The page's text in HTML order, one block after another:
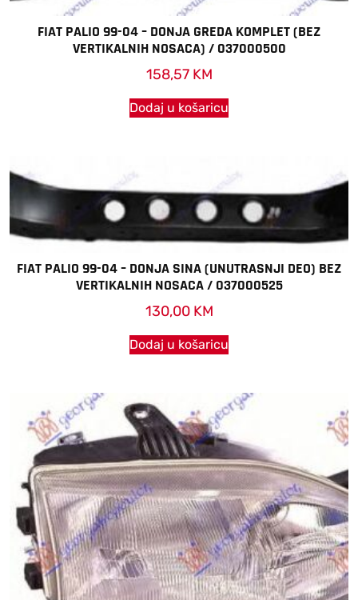
FIAT PALIO 99-04 – DONJA GREDA KOMPLET (BEZ
VERTIKALNIH NOSACA) / 037000500
158,57 KM
Dodaj u košaricu
FIAT PALIO 99-04 – DONJA SINA (UNUTRASNJI DEO) BEZ
VERTIKALNIH NOSACA / 037000525
130,00 KM
Dodaj u košaricu